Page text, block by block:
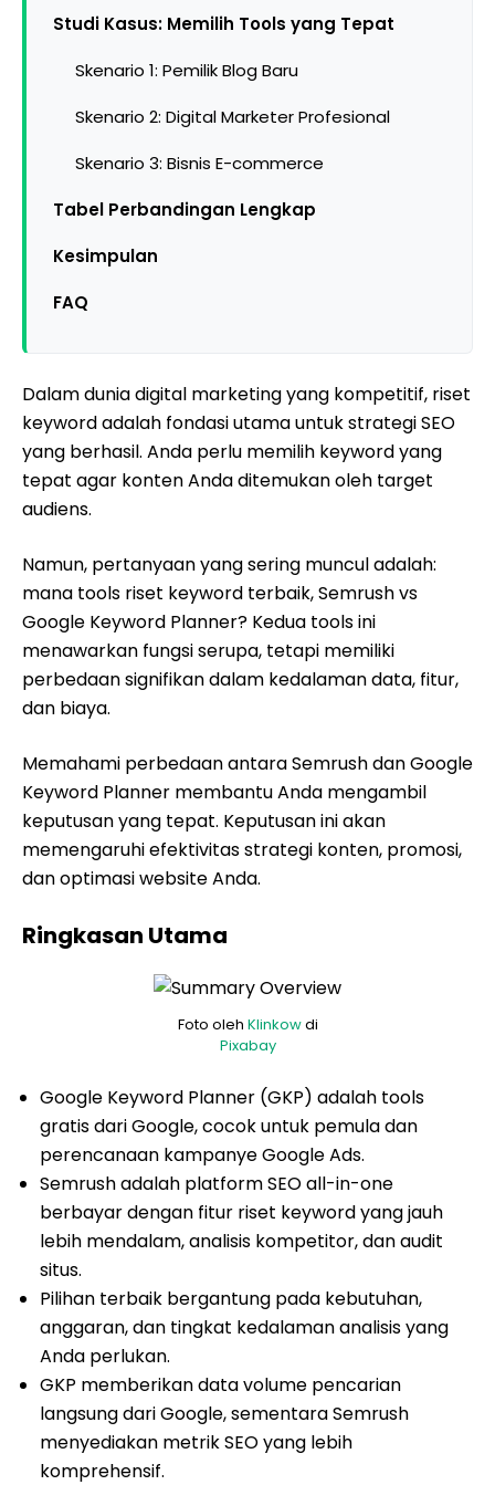
Studi Kasus: Memilih Tools yang Tepat
Skenario 1: Pemilik Blog Baru
Skenario 2: Digital Marketer Profesional
Skenario 3: Bisnis E-commerce
Tabel Perbandingan Lengkap
Kesimpulan
FAQ
Dalam dunia digital marketing yang kompetitif, riset
keyword adalah fondasi utama untuk strategi SEO
yang berhasil. Anda perlu memilih keyword yang
tepat agar konten Anda ditemukan oleh target
audiens.
Namun, pertanyaan yang sering muncul adalah:
mana tools riset keyword terbaik, Semrush vs
Google Keyword Planner? Kedua tools ini
menawarkan fungsi serupa, tetapi memiliki
perbedaan signifikan dalam kedalaman data, fitur,
dan biaya.
Memahami perbedaan antara Semrush dan Google
Keyword Planner membantu Anda mengambil
keputusan yang tepat. Keputusan ini akan
memengaruhi efektivitas strategi konten, promosi,
dan optimasi website Anda.
Ringkasan Utama
Foto oleh Klinkowdi
Pixabay
Google Keyword Planner (GKP) adalah tools
gratis dari Google, cocok untuk pemula dan
perencanaan kampanye Google Ads.
Semrush adalah platform SEO all-in-one
berbayar dengan fitur riset keyword yang jauh
lebih mendalam, analisis kompetitor, dan audit
situs.
Pilihan terbaik bergantung pada kebutuhan,
anggaran, dan tingkat kedalaman analisis yang
Anda perlukan.
GKP memberikan data volume pencarian
langsung dari Google, sementara Semrush
menyediakan metrik SEO yang lebih
komprehensif.